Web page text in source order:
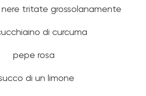
nere tritate grossolanamente
di curcuma
pepe rosa
di un limone